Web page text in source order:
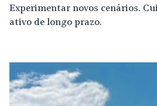
Experimentar novos cenários.
ativo de longo prazo.